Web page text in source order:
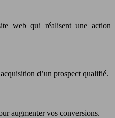
web qui réalisent une action
d’un prospect qualifié.
augmenter vos conversions.